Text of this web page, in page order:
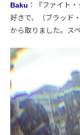
Baku ：『ファイト
好きで、（ブラッド
から取りました。ス